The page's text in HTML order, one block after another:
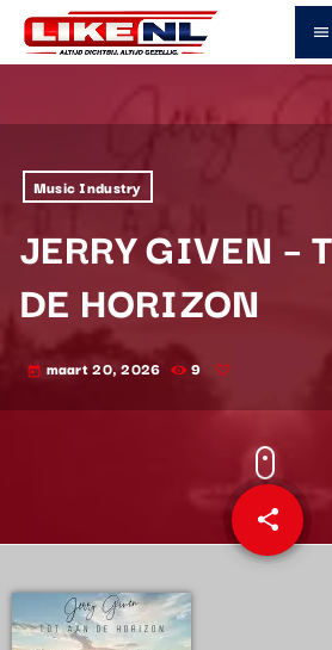
menu
Music Industry
JERRY GIVEN –
DE HORIZON
today maart 20, 2026 9
share
email